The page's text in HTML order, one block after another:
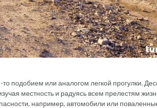
подобием или аналогом легкой прогулки.
местность и радуясь всем прелестям
например, автомобили или